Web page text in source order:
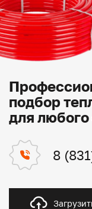
подбор
для любого
8